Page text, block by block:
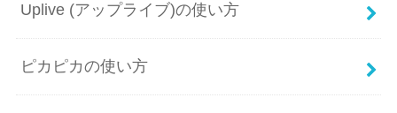
Uplive (アップライブ)の使い方
ピカピカの使い方